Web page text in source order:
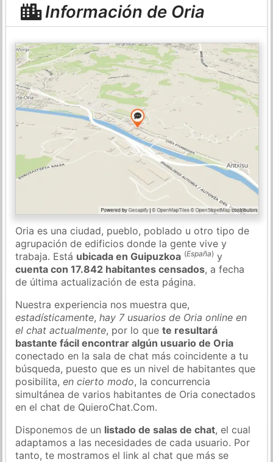
Información de Oria
Oria es una ciudad, pueblo, poblado u otro tipo de
agrupación de edificios donde la gente vive y
trabaja. Está ubicada en Guipuzkoa (España) y
cuenta con 17.842 habitantes censados, a fecha
de última actualización de esta página.
Nuestra experiencia nos muestra que,
estadísticamente,hay 7 usuarios de Oria online en
el chat actualmente, por lo quete resultará
bastante fácil encontrar algún usuario de Oria
conectado en la sala de chat más coincidente a tu
búsqueda, puesto que es un nivel de habitantes que
posibilita,en cierto modo, la concurrencia
simultánea de varios habitantes de Oria conectados
en el chat de QuieroChat.Com.
Disponemos de un listado de salas de chat, el cual
adaptamos a las necesidades de cada usuario. Por
tanto, te mostramos el link al chat que más se